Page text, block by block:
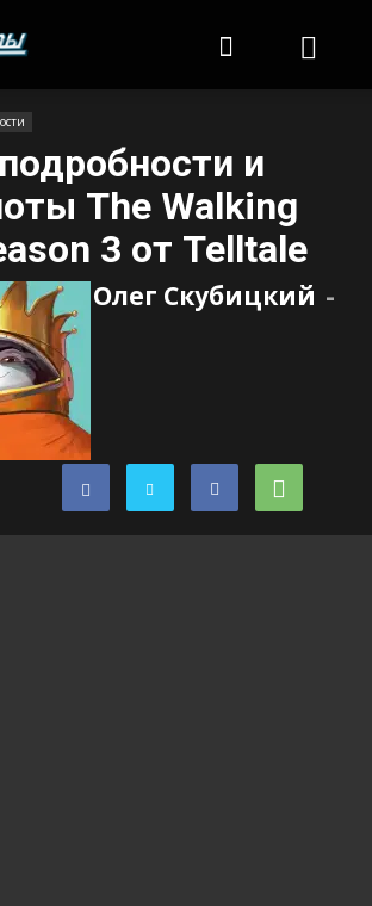
и
The Walking
3 от Telltale
Олег Скубицкий -